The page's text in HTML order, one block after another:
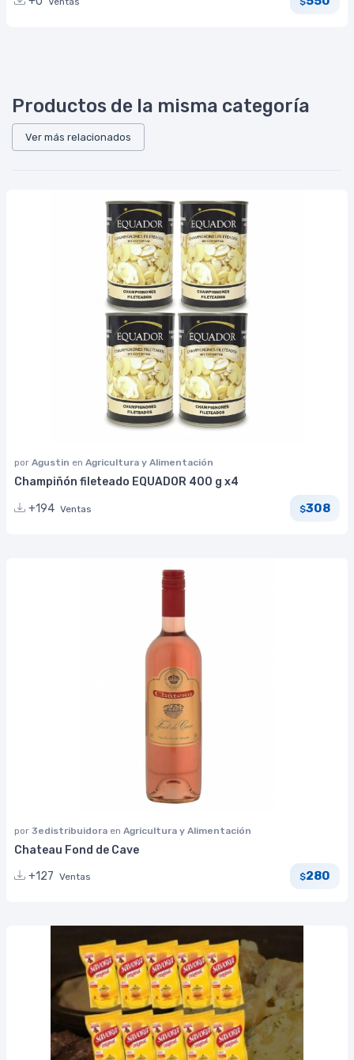
Productos de la misma categoría
Ver más relacionados
por Agustin en Agricultura y Alimentación
Champiñón fileteado EQUADOR 400 g x4
+194 Ventas $308
por 3edistribuidora en Agricultura y Alimentación
Chateau Fond de Cave
+127 Ventas $280